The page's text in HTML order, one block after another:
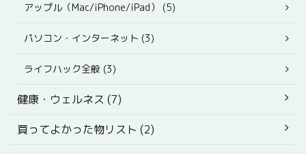
アップル（Mac/iPhone/iPad） (5)
パソコン・インターネット (3)
ライフハック全般 (3)
健康・ウェルネス (7)
買ってよかった物リスト (2)